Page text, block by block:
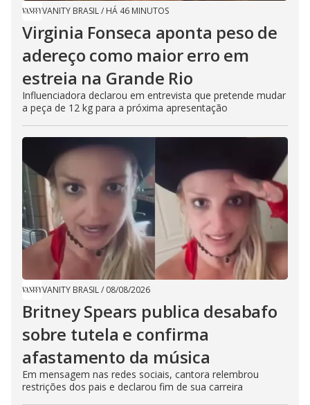
VANITY BRASIL/ HÁ 46 MINUTOS
Virginia Fonseca aponta peso de
adereço como maior erro em
estreia na Grande Rio
Influenciadora declarou em entrevista que pretende mudar
a peça de 12 kg para a próxima apresentação
VANITY BRASIL/ 08/08/2026
Britney Spears publica desabafo
sobre tutela e confirma
afastamento da música
Em mensagem nas redes sociais, cantora relembrou
restrições dos pais e declarou fim de sua carreira